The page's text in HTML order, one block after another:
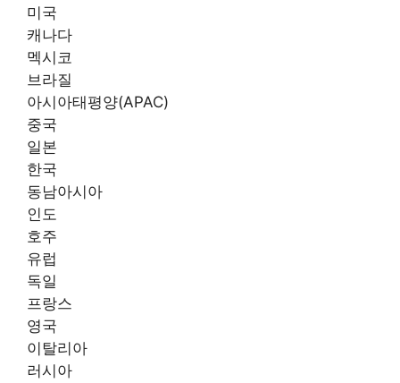
미국
캐나다
멕시코
브라질
아시아태평양(APAC)
중국
일본
한국
동남아시아
인도
호주
유럽
독일
프랑스
영국
이탈리아
러시아